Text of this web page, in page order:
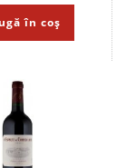
în coș